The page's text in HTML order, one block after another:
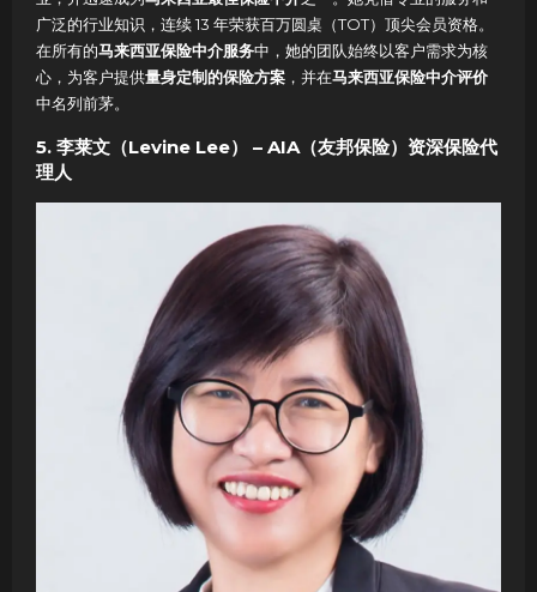
广泛的行业知识，连续 13 年荣获百万圆桌（TOT）顶尖会员资格。
在所有的马来西亚保险中介服务中，她的团队始终以客户需求为核
心，为客户提供量身定制的保险方案 ，并在马来西亚保险中介评价
中名列前茅。
5. 李莱文（Levine Lee） – AIA（友邦保险）资深保险代
理人